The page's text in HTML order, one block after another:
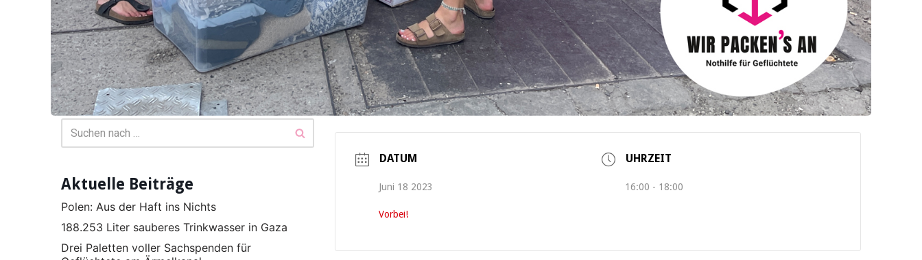
Aktuelle Beiträge
Polen: Aus der Haft ins Nichts
188.253 Liter sauberes Trinkwasser in Gaza
Drei Paletten voller Sachspenden für
DATUM
Juni 18 2023
Vorbei!
UHRZEIT
16:00 - 18:00